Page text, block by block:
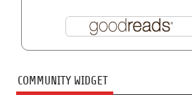
COMMUNITY WIDGET